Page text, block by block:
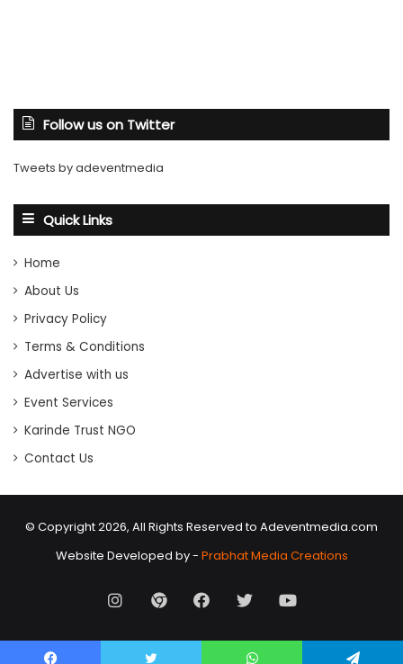
Follow us on Twitter
Tweets by adeventmedia
Quick Links
Home
About Us
Privacy Policy
Terms & Conditions
Advertise with us
Event Services
Karinde Trust NGO
Contact Us
© Copyright 2026, All Rights Reserved to Adeventmedia.com
Website Developed by - Prabhat Media Creations
Instagram
AD
Event
Facebook
X Youtube